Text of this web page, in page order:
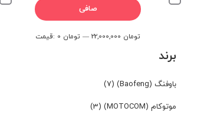
حداقل
قیمت
حداكثر
قيمت
صافی
قيمت: 0 تومان — 22,000,000 تومان
برند
باوفنگ (Baofeng) (7)
موتوکام (MOTOCOM) (3)